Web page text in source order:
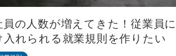
員の人数が増えてきた！従業員
入れられる就業規則を作りたい